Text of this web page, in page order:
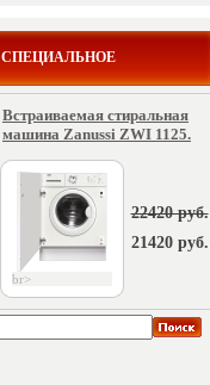
СПЕЦИАЛЬНОЕ
Встраиваемая стиральная
машина Zanussi ZWI 1125.
br>
22420 руб.
21420 руб.